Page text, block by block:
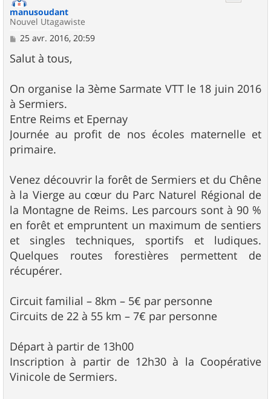
manusoudant
Nouvel Utagawiste
M
s
s
g
e
25 avr. 2016, 20:59
Salut à tous,
On organise la 3ème Sarmate VTT le 18 juin 2016
à Sermiers.
Entre Reims et Epernay
Journée au profit de nos écoles maternelle et
primaire.
Venez découvrir la forêt de Sermiers et du Chêne
à la Vierge au cœur du Parc Naturel Régional de
la Montagne de Reims. Les parcours sont à 90 %
en forêt et empruntent un maximum de sentiers
et singles techniques, sportifs et ludiques.
Quelques routes forestières permettent de
récupérer.
Circuit familial – 8km – 5€ par personne
Circuits de 22 à 55 km – 7€ par personne
Départ à partir de 13h00
Inscription à partir de 12h30 à la Coopérative
Vinicole de Sermiers.